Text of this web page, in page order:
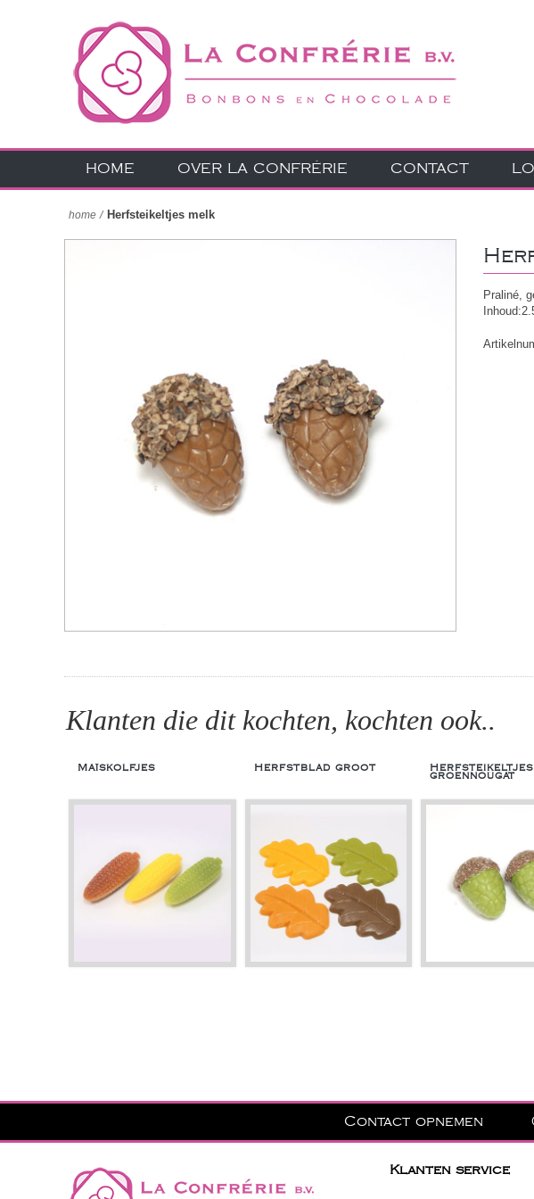
HOME OVER LA CONFRÉRIE CONTACT
home / Herfsteikeltjes melk
Praliné,
Klanten die dit kochten, kochten ook..
Maïskolfjes Herfstblad groot
Herfsteikeltjes
groennougat
Contact opnemen
Klanten service